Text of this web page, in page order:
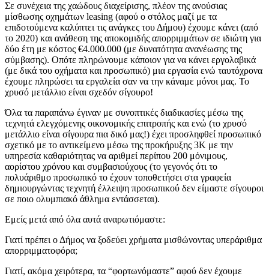
Σε συνέχεια της χαώδους διαχείρισης, πλέον της ανούσιας
μίσθωσης οχημάτων leasing (αφού ο στόλος μαζί με τα
επιδοτούμενα καλύπτει τις ανάγκες του Δήμου) έχουμε κάνει (από
το 2020) και ανάθεση της αποκομιδής απορριμμάτων σε ιδιώτη για
δύο έτη με κόστος €4.000.000 (με δυνατότητα ανανέωσης της
σύμβασης). Οπότε πληρώνουμε κάποιον για να κάνει εργολαβικά
(με δικά του οχήματα και προσωπικό) μια εργασία ενώ ταυτόχρονα
έχουμε πληρώσει τα εργαλεία σαν να την κάναμε μόνοι μας. Το
χρυσό μετάλλιο είναι σχεδόν σίγουρο!
Όλα τα παραπάνω έγιναν με συνοπτικές διαδικασίες μέσω της
τεχνητά ελεγχόμενης οικονομικής επιτροπής και ενώ (το χρυσό
μετάλλιο είναι σίγουρα πια δικό μας!) έχει προσληφθεί προσωπικό
σχετικό με το αντικείμενο μέσω της προκήρυξης 3Κ με την
υπηρεσία καθαριότητας να αριθμεί περίπου 200 μόνιμους,
αορίστου χρόνου και συμβασιούχους (το γεγονός ότι το
πολυάριθμο προσωπικό το έχουν τοποθετήσει στα γραφεία
δημιουργώντας τεχνητή έλλειψη προσωπικού δεν είμαστε σίγουροι
σε ποιο ολυμπιακό άθλημα εντάσσεται).
Εμείς μετά από όλα αυτά αναρωτιόμαστε:
Γιατί πρέπει ο Δήμος να ξοδεύει χρήματα μισθώνοντας υπεράριθμα
απορριμματοφόρα;
Γιατί, ακόμα χειρότερα, τα “φορτωνόμαστε” αφού δεν έχουμε